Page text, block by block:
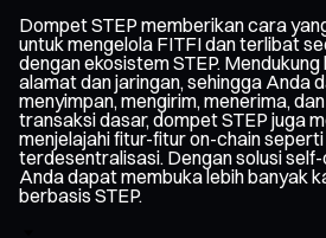
Dompet STEP memberikan cara
untuk mengelola FITFI dan terlibat
dengan ekosistem STEP.
alamat dan jaringan, sehingga Anda
menyimpan, mengirim, menerima,
transaksi dasar, dompet STEP juga
menjelajahi fitur-fitur on-chain
terdesentralisasi. Dengan solusi
Anda dapat membuka lebih banyak
berbasis STEP.